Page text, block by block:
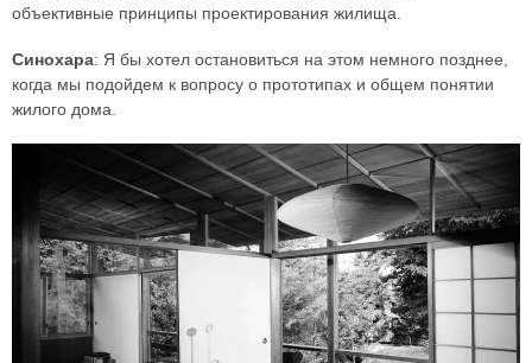
объективные принципы проектирования жилища.
Синохара: Я бы хотел остановиться на этом немного позднее,
когда мы подойдем к вопросу о прототипах и общем понятии
жилого дома.